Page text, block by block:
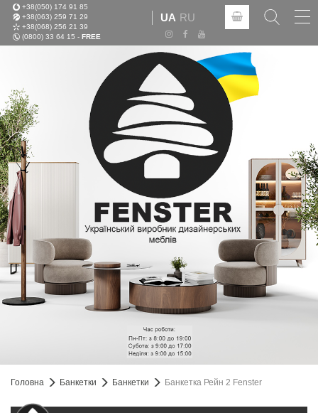
+38(050) 174 91 85
+38(063) 259 71 29
+38(068) 256 21 39
(0800) 33 64 15 - FREE
UA RU
Головна Банкетки Банкетки Банкетка Рейн 2 Fenster